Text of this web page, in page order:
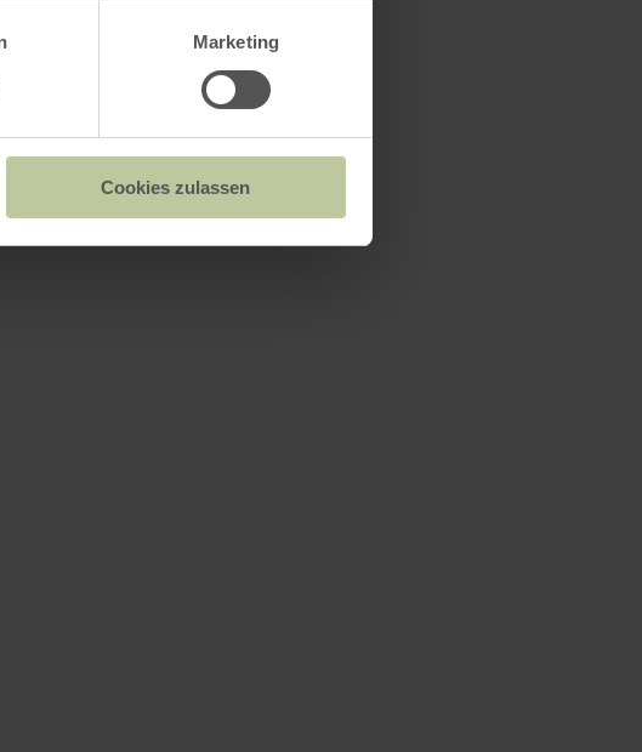
Marketing
Cookies zulassen